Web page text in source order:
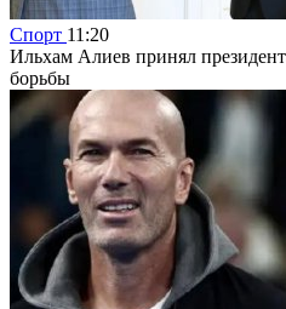
Спорт 11:20
Ильхам Алиев принял
борьбы